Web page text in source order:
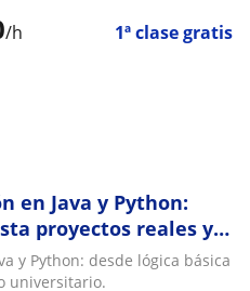
/h 1ª clase gratis
en Java y Python:
proyectos reales y
y Python: desde lógica básica
universitario.